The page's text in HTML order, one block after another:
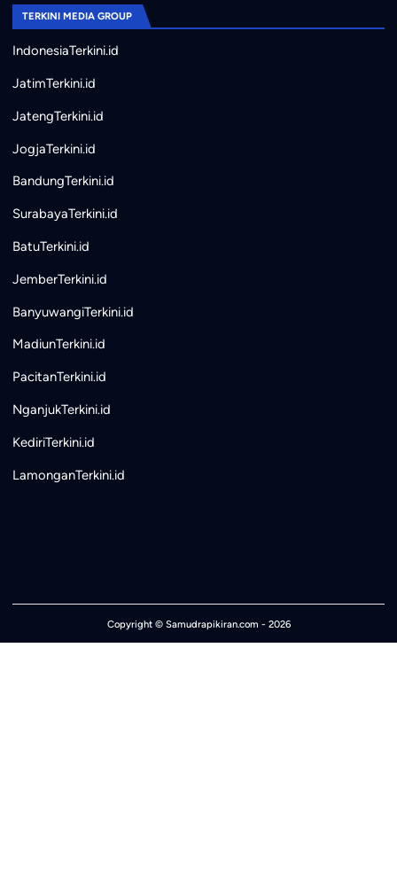
TERKINI MEDIA GROUP
IndonesiaTerkini.id
JatimTerkini.id
JatengTerkini.id
JogjaTerkini.id
BandungTerkini.id
SurabayaTerkini.id
BatuTerkini.id
JemberTerkini.id
BanyuwangiTerkini.id
MadiunTerkini.id
PacitanTerkini.id
NganjukTerkini.id
KediriTerkini.id
LamonganTerkini.id
Copyright © Samudrapikiran.com - 2026